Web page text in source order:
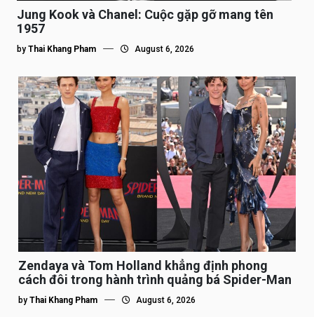
Jung Kook và Chanel: Cuộc gặp gỡ mang tên
1957
by Thai Khang Pham August 6, 2026
Zendaya và Tom Holland khẳng định phong
cách đôi trong hành trình quảng bá Spider-Man
by Thai Khang Pham August 6, 2026